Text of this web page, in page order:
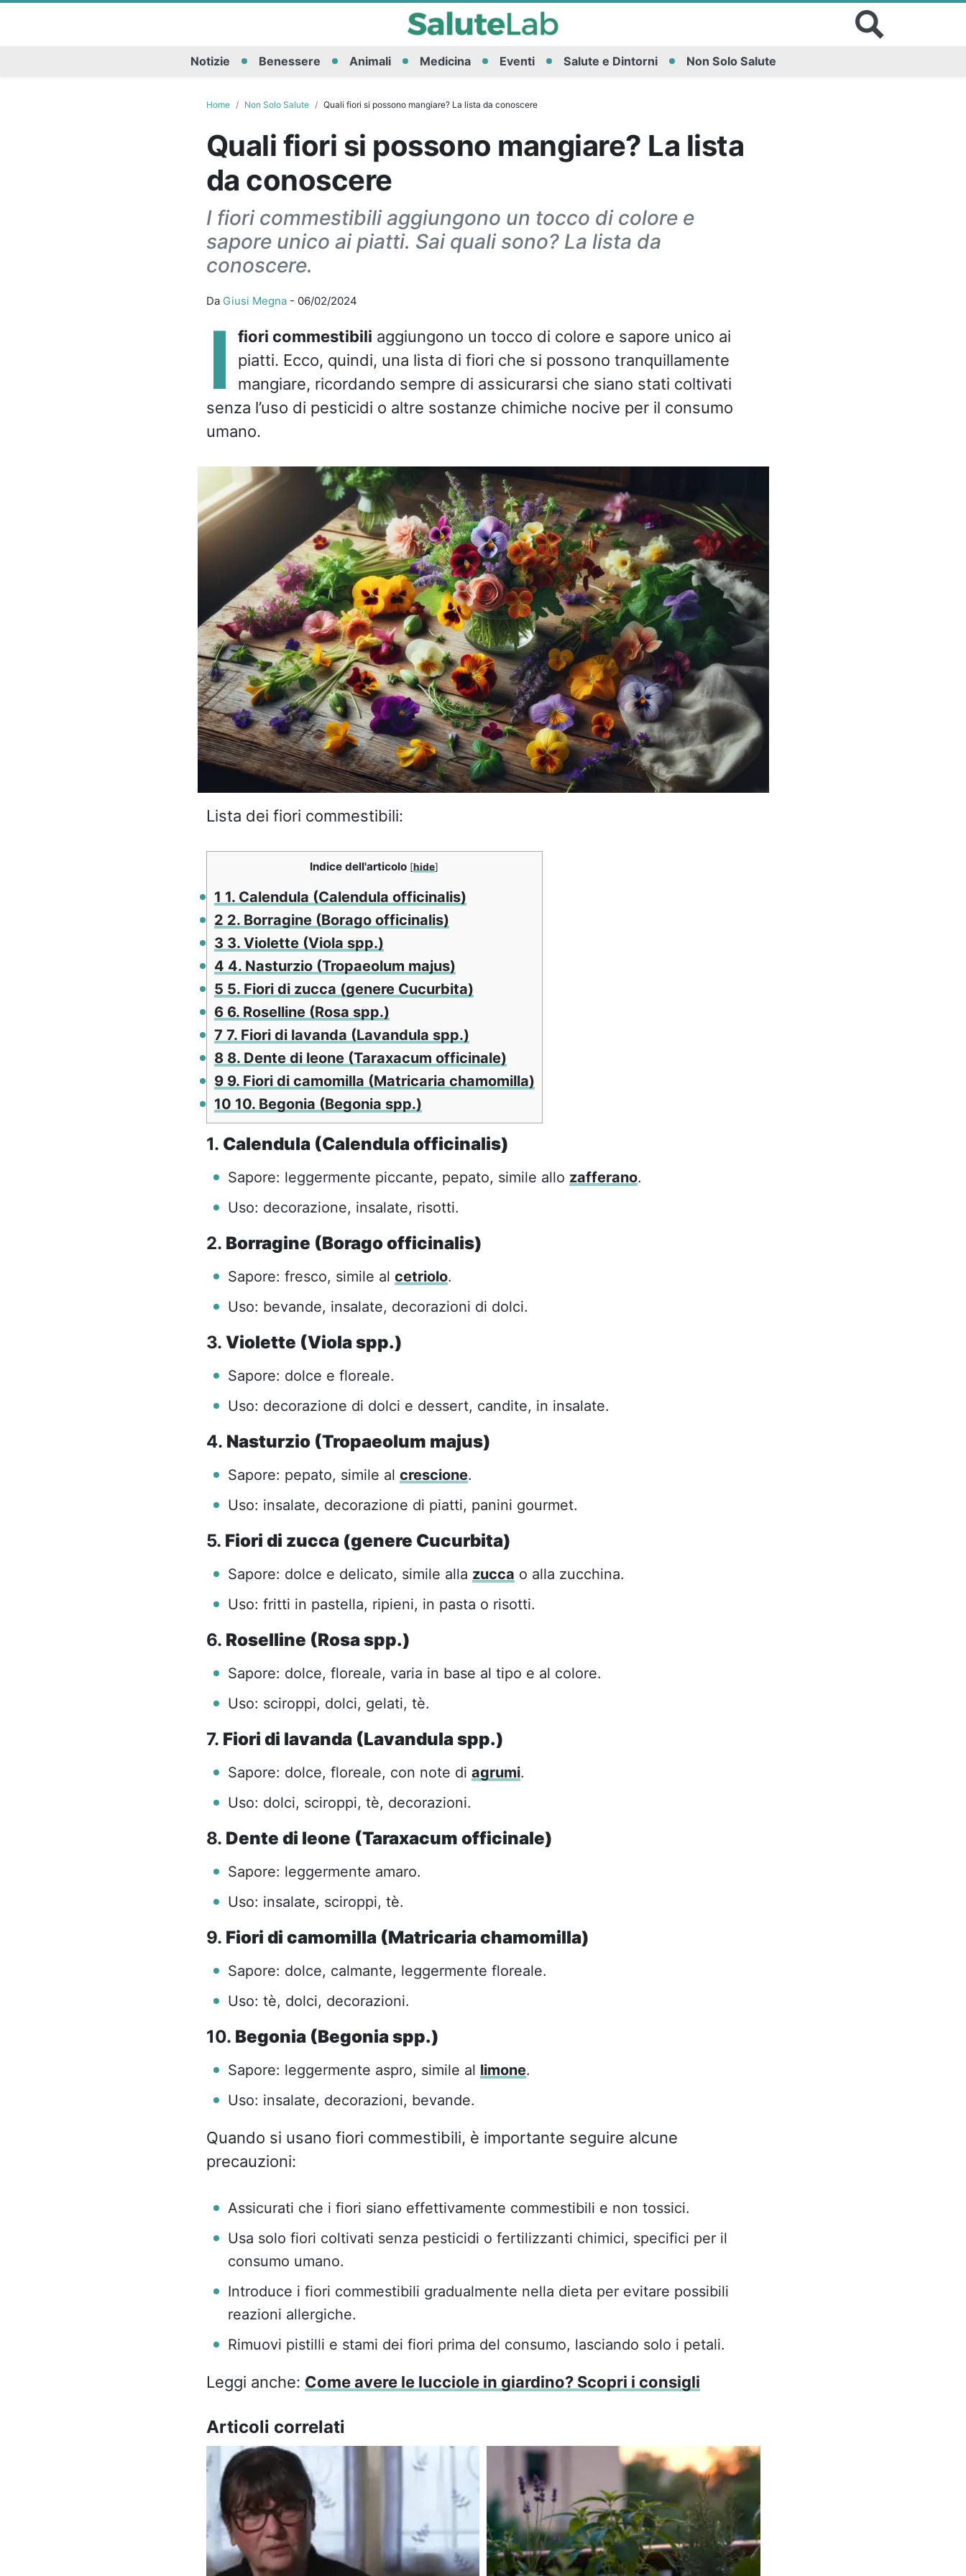
Notizie Benessere Animali Medicina Eventi Salute e Dintorni Non Solo Salute
Home Non Solo Salute Quali fiori si possono mangiare? La lista da conoscere
Quali fiori si possono mangiare? La lista
da conoscere
I fiori commestibili aggiungono un tocco di colore e
sapore unico ai piatti. Sai quali sono? La lista da
conoscere.
Da Giusi Megna- 06/02/2024
I fiori commestibili aggiungono un tocco di colore e sapore unico ai
piatti. Ecco, quindi, una lista di fiori che si possono tranquillamente
mangiare, ricordando sempre di assicurarsi che siano stati coltivati
senza l’uso di pesticidi o altre sostanze chimiche nocive per il consumo
umano.
Lista dei fiori commestibili:
Indice dell'articolo [hide]
1 1. Calendula (Calendula officinalis)
2 2. Borragine (Borago officinalis)
3 3. Violette (Viola spp.)
4 4. Nasturzio (Tropaeolum majus)
5 5. Fiori di zucca (genere Cucurbita)
66. Roselline (Rosa spp.)
7 7. Fiori di lavanda (Lavandula spp.)
88. Dente di leone (Taraxacum officinale)
99. Fiori di camomilla (Matricaria chamomilla)
10 10. Begonia (Begonia spp.)
1. Calendula (Calendula officinalis)
Sapore: leggermente piccante, pepato, simile allo zafferano.
Uso: decorazione, insalate, risotti.
2. Borragine (Borago officinalis)
Sapore: fresco, simile al cetriolo.
Uso: bevande, insalate, decorazioni di dolci.
3. Violette (Viola spp.)
Sapore: dolce e floreale.
Uso: decorazione di dolci e dessert, candite, in insalate.
4. Nasturzio (Tropaeolum majus)
Sapore: pepato, simile al crescione.
Uso: insalate, decorazione di piatti, panini gourmet.
5. Fiori di zucca (genere Cucurbita)
Sapore: dolce e delicato, simile alla zucca o alla zucchina.
Uso: fritti in pastella, ripieni, in pasta o risotti.
6. Roselline (Rosa spp.)
Sapore: dolce, floreale, varia in base al tipo e al colore.
Uso: sciroppi, dolci, gelati, tè.
7. Fiori di lavanda (Lavandula spp.)
Sapore: dolce, floreale, con note di agrumi.
Uso: dolci, sciroppi, tè, decorazioni.
8. Dente di leone (Taraxacum officinale)
Sapore: leggermente amaro.
Uso: insalate, sciroppi, tè.
9. Fiori di camomilla (Matricaria chamomilla)
Sapore: dolce, calmante, leggermente floreale.
Uso: tè, dolci, decorazioni.
10. Begonia (Begonia spp.)
Sapore: leggermente aspro, simile al limone.
Uso: insalate, decorazioni, bevande.
Quando si usano fiori commestibili, è importante seguire alcune
precauzioni:
Assicurati che i fiori siano effettivamente commestibili e non tossici.
Usa solo fiori coltivati senza pesticidi o fertilizzanti chimici, specifici per il
consumo umano.
Introduce i fiori commestibili gradualmente nella dieta per evitare possibili
reazioni allergiche.
Rimuovi pistilli e stami dei fiori prima del consumo, lasciando solo i petali.
Leggi anche: Come avere le lucciole in giardino? Scopri i consigli
Articoli correlati